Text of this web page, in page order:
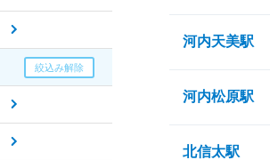
河内天美駅
河内松原駅
北信太駅